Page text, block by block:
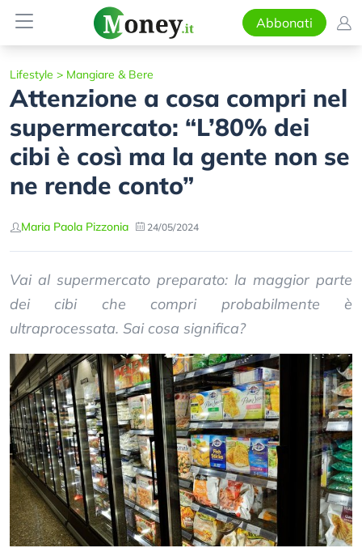
Abbonati
Lifestyle > Mangiare & Bere
Attenzione a cosa compri nel
supermercato: “L’80% dei
cibi è così ma la gente non se
ne rende conto”
Maria Paola Pizzonia 24/05/2024
Vai al supermercato preparato: la maggior parte
dei cibi che compri probabilmente è
ultraprocessata. Sai cosa significa?